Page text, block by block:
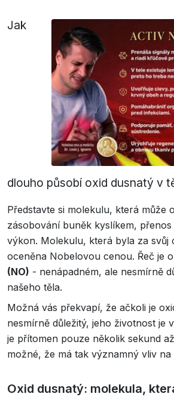
Jak
dlouho působí oxid dusnatý v
Představte si molekulu, která může
zásobování buněk kyslíkem,
výkon. Molekulu, která byla za svůj
oceněna Nobelovou cenou. Řeč je o
(NO) - nenápadném, ale nesmírně
našeho těla.
Možná vás překvapí, že ačkoli je
nesmírně důležitý, jeho životnost je
je přítomen pouze několik sekund
možné, že má tak významný vliv na
Oxid dusnatý: molekula,